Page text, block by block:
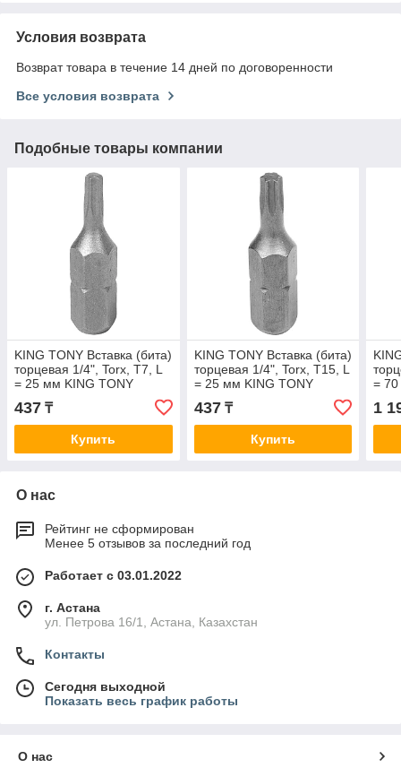
Условия возврата
Возврат товара в течение 14 дней по договоренности
Все условия возврата
Подобные товары компании
KING TONY Вставка (бита)
торцевая 1/4", Torx, T7, L
= 25 мм KING TONY
437 ₸
Купить
KING TONY Вставка (бита)
торцевая 1/4", Torx, T15, L
= 25 мм KING TONY
437₸
Купить
=
1
О нас
Рейтинг не сформирован
Менее 5 отзывов за последний год
Работает с 03.01.2022
г. Астана
ул. Петрова 16/1, Астана, Казахстан
Контакты
Сегодня выходной
Показать весь график работы
О нас